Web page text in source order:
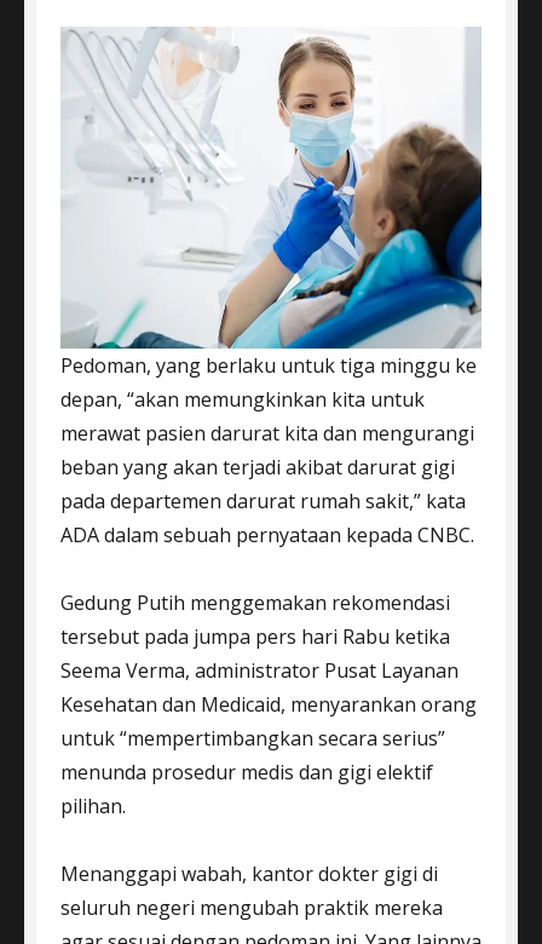
Pedoman, yang berlaku untuk tiga minggu ke
depan, “akan memungkinkan kita untuk
merawat pasien darurat kita dan mengurangi
beban yang akan terjadi akibat darurat gigi
pada departemen darurat rumah sakit,” kata
ADA dalam sebuah pernyataan kepada CNBC.
Gedung Putih menggemakan rekomendasi
tersebut pada jumpa pers hari Rabu ketika
Seema Verma, administrator Pusat Layanan
Kesehatan dan Medicaid, menyarankan orang
untuk “mempertimbangkan secara serius”
menunda prosedur medis dan gigi elektif
pilihan.
Menanggapi wabah, kantor dokter gigi di
seluruh negeri mengubah praktik mereka